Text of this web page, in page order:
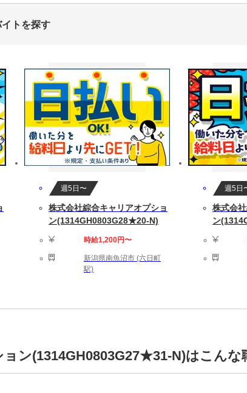
トを探す
週5日〜
株式会社綜合キャリアオプショ
ン(1314GH0803G28★20-N)
時給1,200円〜
新潟県南魚沼市 (六日町
駅)
週5日
株式会
ン
ン(1314GH0803G27★31-N)はこんな